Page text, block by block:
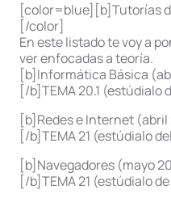
[color=blue][b]Tutorías
[/color]
En este listado te voy a
ver enfocadas a teoría.
[b]Informática Básica
[/b]TEMA 20.1 (estúdialo
[b]Redes e Internet (abril
[/b]TEMA 21 (estúdialo
[b]Navegadores (mayo
[/b]TEMA 21 (estúdialo